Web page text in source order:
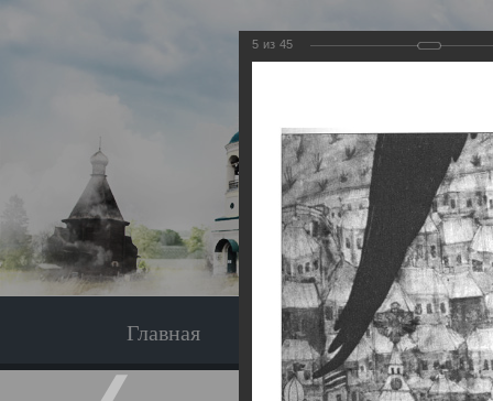
Главная Экскурсия
5 из 45